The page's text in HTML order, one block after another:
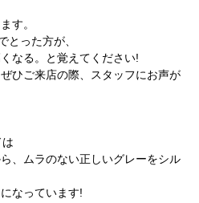
す。
とった方が、
なる。と覚えてください!
ひご来店の際、スタッフにお声が
、ムラのない正しいグレーをシル
なっています!